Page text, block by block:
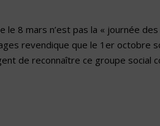
le 8 mars n’est pas la « journée
revendique que le 1er octobre
de reconnaître ce groupe social